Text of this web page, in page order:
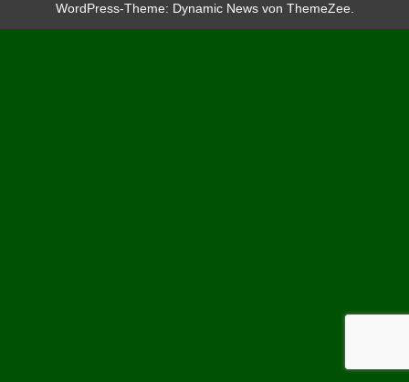
WordPress-Theme: Dynamic News von ThemeZee.